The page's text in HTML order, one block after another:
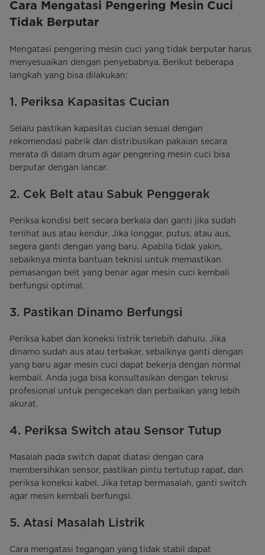
Cara Mengatasi Pengering Mesin Cuci
Tidak Berputar
Mengatasi pengering mesin cuci yang tidak berputar harus
menyesuaikan dengan penyebabnya. Berikut beberapa
langkah yang bisa dilakukan:
1. Periksa Kapasitas Cucian
Selalu pastikan kapasitas cucian sesuai dengan
rekomendasi pabrik dan distribusikan pakaian secara
merata di dalam drum agar pengering mesin cuci bisa
berputar dengan lancar.
2. Cek Belt atau Sabuk Penggerak
Periksa kondisi belt secara berkala dan ganti jika sudah
terlihat aus atau kendur. Jika longgar, putus, atau aus,
segera ganti dengan yang baru. Apabila tidak yakin,
sebaiknya minta bantuan teknisi untuk memastikan
pemasangan belt yang benar agar mesin cuci kembali
berfungsi optimal.
3. Pastikan Dinamo Berfungsi
Periksa kabel dan koneksi listrik terlebih dahulu. Jika
dinamo sudah aus atau terbakar, sebaiknya ganti dengan
yang baru agar mesin cuci dapat bekerja dengan normal
kembali. Anda juga bisa konsultasikan dengan teknisi
profesional untuk pengecekan dan perbaikan yang lebih
akurat.
4. Periksa Switch atau Sensor Tutup
Masalah pada switch dapat diatasi dengan cara
membersihkan sensor, pastikan pintu tertutup rapat, dan
periksa koneksi kabel. Jika tetap bermasalah, ganti switch
agar mesin kembali berfungsi.
5. Atasi Masalah Listrik
Cara mengatasi tegangan yang tidak stabil dapat